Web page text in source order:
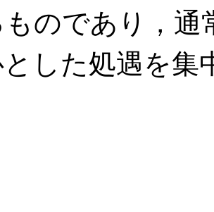
ものであり，
した処遇を集